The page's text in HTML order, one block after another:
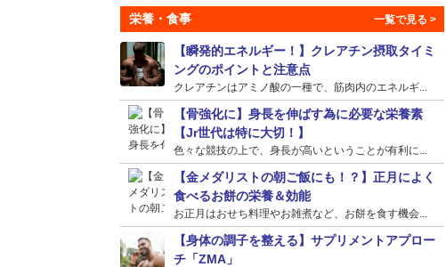
栄養・食事
【瞬発的エネルギー！】クレアチン摂取タイミ
ングのポイントと注意点
クレアチンはアミノ酸の一種で、筋肉内のエネルギ...
【骨強化に】身長を伸ばす為に必要な栄養素
【Jr世代は特に大切！】
色々な競技の上で、身長が高いということが有利に...
【金メダリストの朝ご飯にも！？】正月によく
食べるお餅の栄養＆効能
お正月はおせち料理やお雑煮など、お餅を食す機会...
【身体の調子を整える】サプリメントアプロー
チ「ZMA」